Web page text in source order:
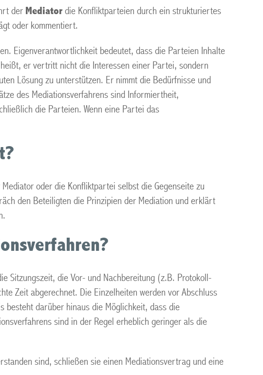
der Mediator die Konfliktparteien durch ein strukturiertes
oder kommentiert.
Eigenverantwortlichkeit bedeutet, dass die Parteien Inhalte
er vertritt nicht die Interessen einer Partei, sondern
Lösung zu unterstützen. Er nimmt die Bedürfnisse und
des Mediationsverfahrens sind Informiertheit,
die Parteien. Wenn eine Partei das
oder die Konfliktpartei selbst die Gegenseite zu
den Beteiligten die Prinzipien der Mediation und erklärt
Sitzungszeit, die Vor- und Nachbereitung (z.B. Protokoll-
Zeit abgerechnet. Die Einzelheiten werden vor Abschluss
darüber hinaus die Möglichkeit, dass die
sind in der Regel erheblich geringer als die
sind, schließen sie einen Mediationsvertrag und eine